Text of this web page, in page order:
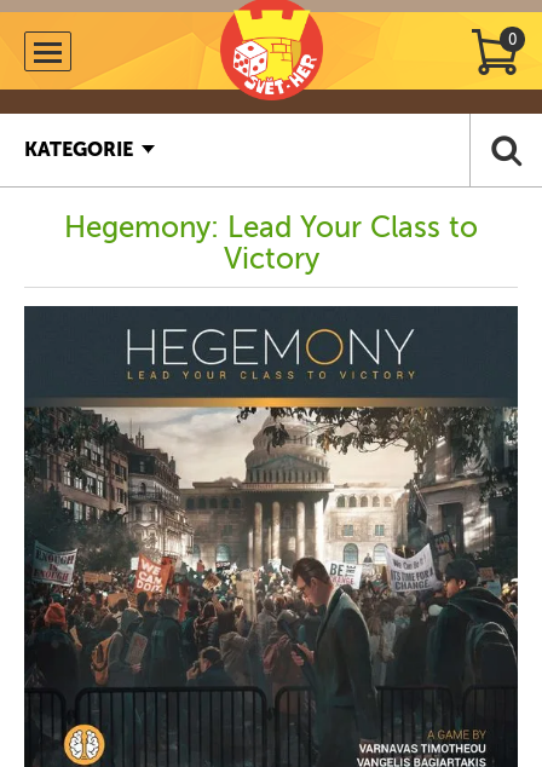
0
KATEGORIE
Hegemony: Lead Your Class to
Victory